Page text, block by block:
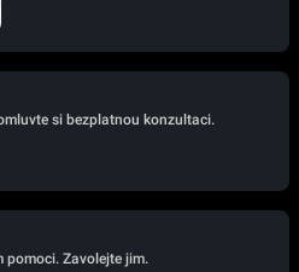
si bezplatnou konzultaci.
pomoci. Zavolejte jim.